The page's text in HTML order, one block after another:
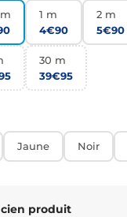
1 m
4€90
2 m
5€90
30 m
39€95
Jaune Noir
produit